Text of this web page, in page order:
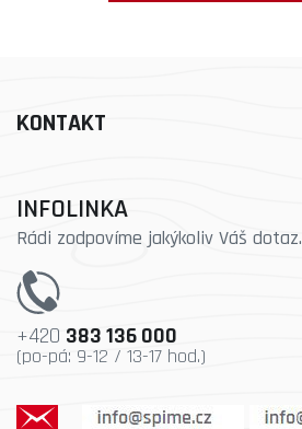
KONTAKT
INFOLINKA
Rádi zodpovíme jakýkoliv Váš dotaz.
+420 383 136 000
(po-pá: 9-12 / 13-17 hod.)